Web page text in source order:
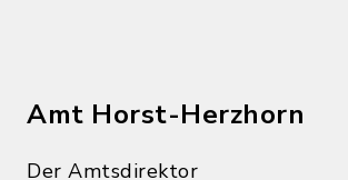
Amt Horst-Herzhorn
Der Amtsdirektor